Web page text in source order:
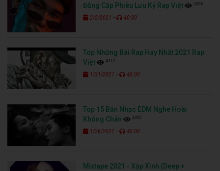
Đẳng Cấp Phiêu Lưu Ký Rap Việt
3596
2/2/2021 - 40:00
Top Những Bài Rap Hay Nhất 2021 Rap
Việt
4112
1/31/2021 - 40:00
Top 15 Bản Nhạc EDM Nghe Hoài
Không Chán
4305
1/26/2021 - 40:00
Mixtape 2021 - Xập Xình (Deep +